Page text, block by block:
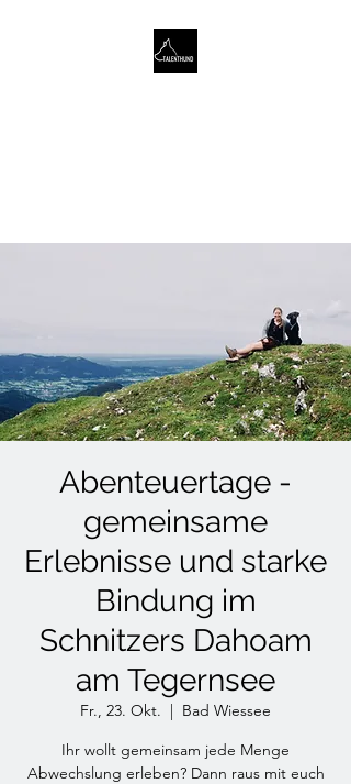
Abenteuertage -
gemeinsame
Erlebnisse und starke
Bindung im
Schnitzers Dahoam
am Tegernsee
Fr., 23. Okt.
  |
Bad Wiessee
Ihr wollt gemeinsam jede Menge
Abwechslung erleben? Dann raus mit euch